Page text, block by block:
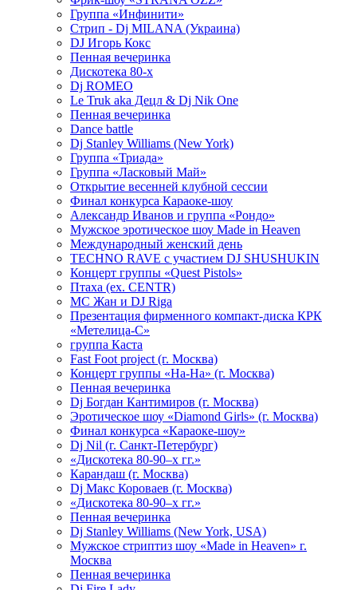
Группа «Инфинити»
Стрип - Dj MILANA (Украина)
DJ Игорь Кокс
Пенная вечеринка
Дискотека 80-х
Dj ROMEO
Le Truk aka Децл & Dj Nik One
Пенная вечеринка
Dance battle
Dj Stanley Williams (New York)
Группа «Триада»
Группа «Ласковый Май»
Открытие весенней клубной сессии
Финал конкурса Караоке-шоу
Александр Иванов и группа «Рондо»
Мужское эротическое шоу Made in Heaven
Международный женский день
TECHNO RAVE с участием DJ SHUSHUKIN
Концерт группы «Quest Pistols»
Птаха (ex. CENTR)
МС Жан и DJ Riga
Презентация фирменного компакт-диска КРК
«Метелица-С»
группа Каста
Fast Foot project (г. Москва)
Концерт группы «На-На» (г. Москва)
Пенная вечеринка
Dj Богдан Кантимиров (г. Москва)
Эротическое шоу «Diamond Girls» (г. Москва)
Финал конкурса «Караоке-шоу»
Dj Nil (г. Санкт-Петербург)
«Дискотека 80-90–х гг.»
Карандаш (г. Москва)
Dj Макс Короваев (г. Москва)
«Дискотека 80-90–х гг.»
Пенная вечеринка
Dj Stanley Williams (New York, USA)
Мужское стриптиз шоу «Made in Heaven» г.
Москва
Пенная вечеринка